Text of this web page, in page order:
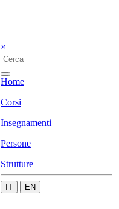
×
Home
Corsi
Insegnamenti
Persone
Strutture
IT EN